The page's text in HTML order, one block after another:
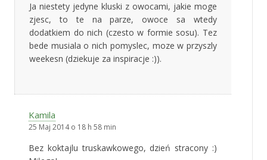
Ja niestety jedyne kluski z owocami, jakie moge
zjesc, to te na parze, owoce sa wtedy
dodatkiem do nich (czesto w formie sosu). Tez
bede musiala o nich pomyslec, moze w przyszly
weekesn (dziekuje za inspiracje :)).
Kamila
25 Maj 2014 o 18 h 58 min
Bez koktajlu truskawkowego, dzień stracony :)